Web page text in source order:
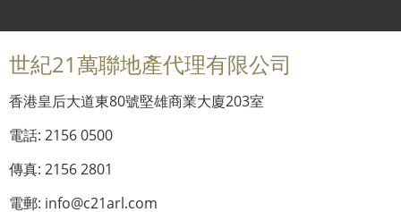
世紀21萬聯地產代理有限公司
香港皇后大道東80號堅雄商業大廈203室
電話: 2156 0500
傳真: 2156 2801
電郵: info@c21arl.com